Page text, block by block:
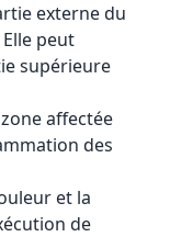
externe du
peut
supérieure
affectée
des
et la
de